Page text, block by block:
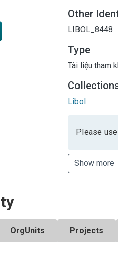
Other
LIBOL_8448
Type
Tài liệu tham
Libol
Please
Show more
OrgUnits Projects